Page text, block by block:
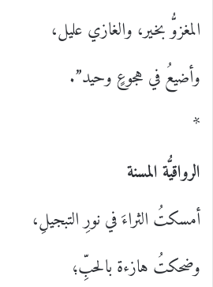
المغزوُّ بخير، والغازي عليل،
وأضيعُ في هجوعٍ وحيد”.
*
الرواقيُّة المسنة
أمسكتُ الثراءَ في نورِ التبجيلِ،
وضحكتُ هازءة بالحبِّ؛